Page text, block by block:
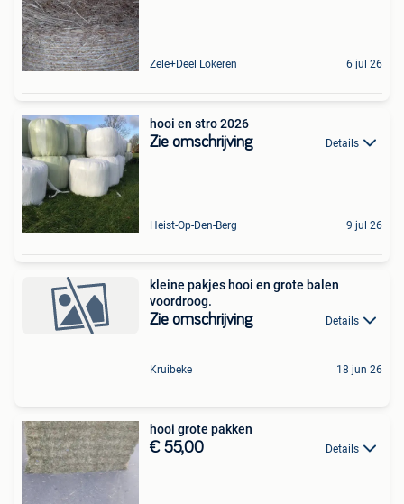
Zele+Deel Lokeren 6 jul 26
hooi en stro 2026
Zie omschrijving Details
Heist-Op-Den-Berg 9 jul 26
kleine pakjes hooi en grote balen
voordroog.
Zie omschrijving Details
Kruibeke 18 jun 26
hooi grote pakken
€ 55,00 Details